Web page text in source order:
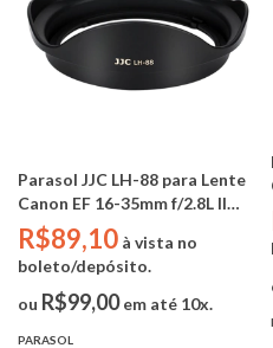
Parasol JJC LH-88 para Lente
Canon EF 16-35mm f/2.8L II
USM (Substitui Canon EW-88)
R$89,10 à vista no
boleto/depósito.
ou R$99,00em até 10x.
PARASOL